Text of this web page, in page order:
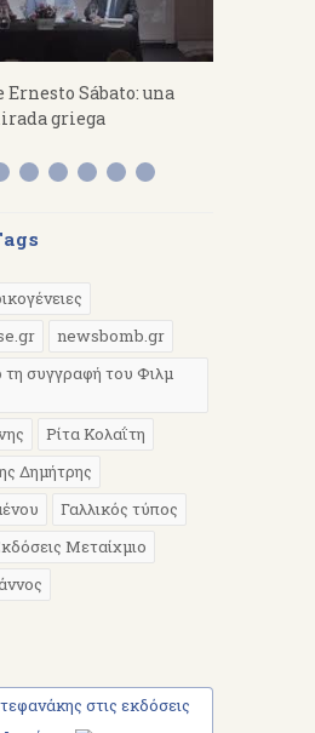
Sábato: una
griega
newsbomb.gr
τη συγγραφή του Φιλμ
Ρίτα Κολαΐτη
Δημήτρης
Γαλλικός τύπος
Μεταίχμιο
στις εκδόσεις